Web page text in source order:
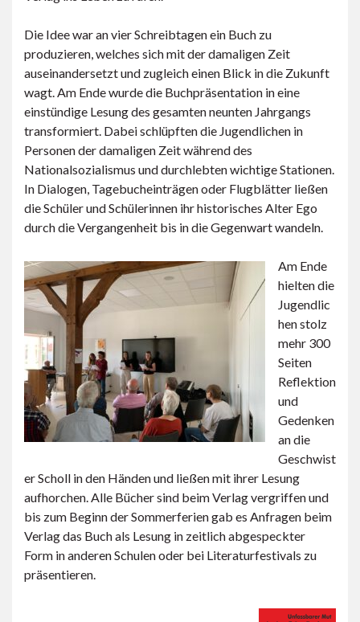
Die Idee war an vier Schreibtagen ein Buch zu
produzieren, welches sich mit der damaligen Zeit
auseinandersetzt und zugleich einen Blick in die Zukunft
wagt. Am Ende wurde die Buchpräsentation in eine
einstündige Lesung des gesamten neunten Jahrgangs
transformiert. Dabei schlüpften die Jugendlichen in
Personen der damaligen Zeit während des
Nationalsozialismus und durchlebten wichtige Stationen.
In Dialogen, Tagebucheinträgen oder Flugblätter ließen
die Schüler und Schülerinnen ihr historisches Alter Ego
durch die Vergangenheit bis in die Gegenwart wandeln.
Am Ende
hielten die
Jugendlic
hen stolz
mehr 300
Seiten
Reflektion
und
Gedenken
an die
Geschwist
er Scholl in den Händen und ließen mit ihrer Lesung
aufhorchen. Alle Bücher sind beim Verlag vergriffen und
bis zum Beginn der Sommerferien gab es Anfragen beim
Verlag das Buch als Lesung in zeitlich abgespeckter
Form in anderen Schulen oder bei Literaturfestivals zu
präsentieren.